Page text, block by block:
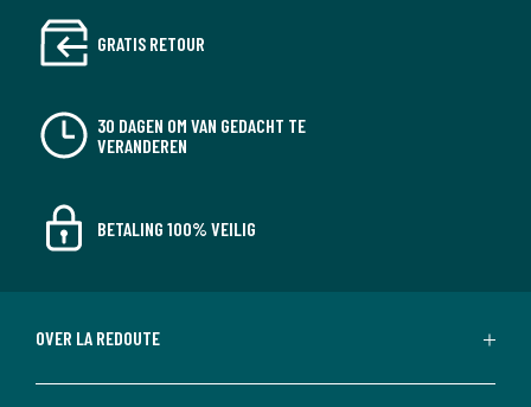
GRATIS RETOUR
30 DAGEN OM VAN GEDACHT TE
VERANDEREN
BETALING 100% VEILIG
OVER LA REDOUTE